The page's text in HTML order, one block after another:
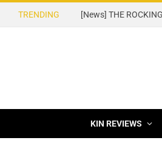
TRENDING
KIN REVIEWS